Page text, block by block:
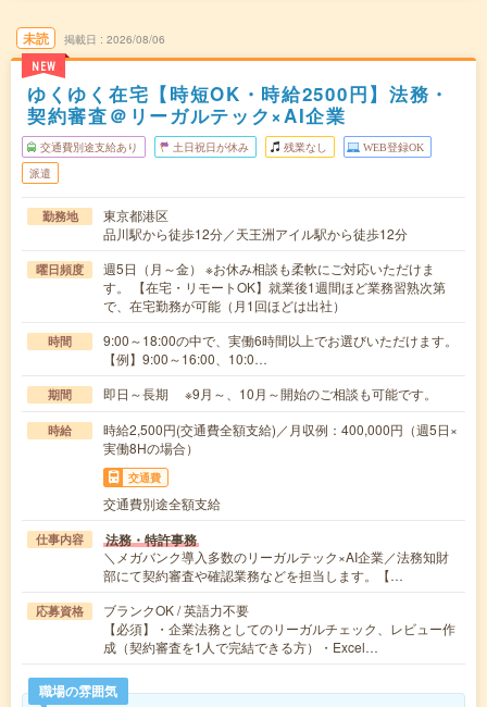
未読
NEW
掲載日 2026/08/06
ゆくゆく在宅【時短OK・時給2500円】法務・
契約審査＠リーガルテック×AI企業
交通費別途支給あり 土日祝日が休み 残業なし WEB登録OK
派遣
勤務地
東京都港区
品川駅から徒歩12分／天王洲アイル駅から徒歩12分
曜日頻度
週5日（月～金） ※お休み相談も柔軟にご対応いただけま
す。 【在宅・リモートOK】就業後1週間ほど業務習熟次第
で、在宅勤務が可能（月1回ほどは出社）
時間
9:00～18:00の中で、実働6時間以上でお選びいただけます。
【例】9:00～16:00、10:0…
期間 即日～長期 ※9月～、10月～開始のご相談も可能です。
時給
時給2,500円(交通費全額支給)／月収例：400,000円（週5日×
実働8Hの場合）
交通費
交通費別途全額支給
仕事内容 法務・特許事務
＼メガバンク導入多数のリーガルテック×AI企業／法務知財
部にて契約審査や確認業務などを担当します。【…
応募資格
ブランクOK / 英語力不要
【必須】・企業法務としてのリーガルチェック、レビュー作
成（契約審査を1人で完結できる方）・Excel…
職場の雰囲気